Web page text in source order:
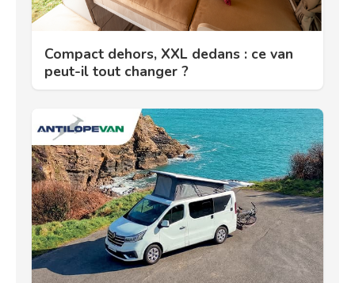
Compact dehors, XXL dedans : ce van
peut-il tout changer ?